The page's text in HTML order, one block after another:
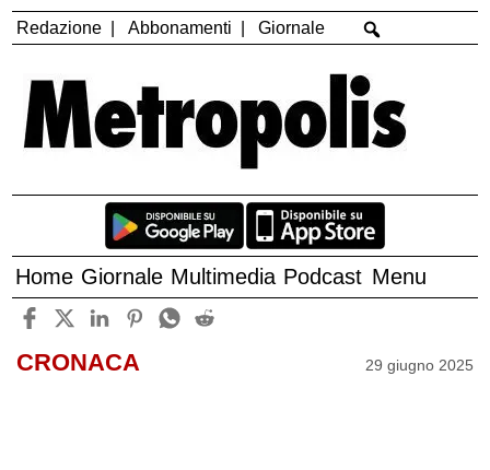
Redazione Abbonamenti Giornale
Home Giornale Multimedia Podcast Menu
CRONACA 29 giugno 2025